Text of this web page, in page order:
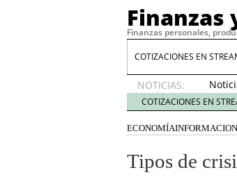
Finanzas
Finanzas personales,
COTIZACIONES EN
NOTICIAS:
de
por
las
de
COTIZACIONES EN
ECONOMÍAINFORMACION
Tipos de